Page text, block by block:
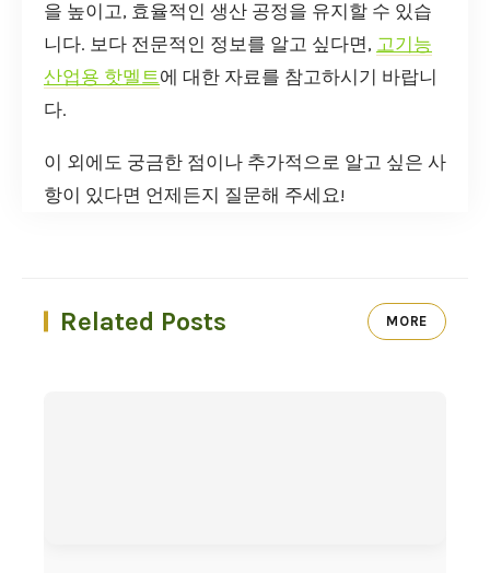
을 높이고, 효율적인 생산 공정을 유지할 수 있습
니다. 보다 전문적인 정보를 알고 싶다면, 고기능
산업용 핫멜트에 대한 자료를 참고하시기 바랍니
다.
이 외에도 궁금한 점이나 추가적으로 알고 싶은 사
항이 있다면 언제든지 질문해 주세요!
Related Posts MORE